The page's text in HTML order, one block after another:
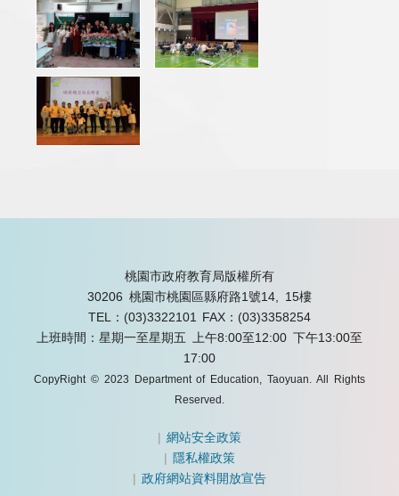
桃園市政府教育局版權所有
30206 桃園市桃園區縣府路1號14, 15樓
TEL：(03)3322101
FAX：(03)3358254
上班時間：星期一至星期五 上午8:00至12:00 下午13:00至
17:00
CopyRight © 2023 Department of Education, Taoyuan. All Rights
Reserved.
|網站安全政策
| 隱私權政策
|政府網站資料開放宣告